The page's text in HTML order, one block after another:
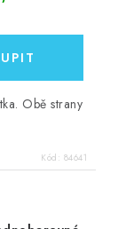
Obě strany
Kód: 84641